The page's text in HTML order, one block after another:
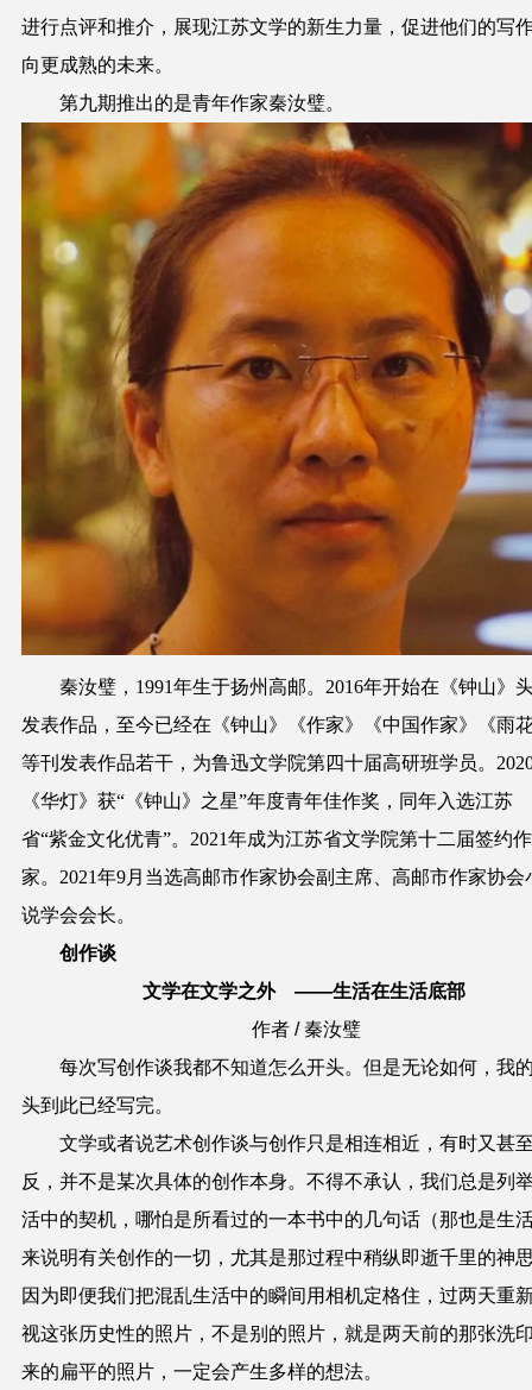
进行点评和推介，展现江苏文学的新生力量，促进他们的写
向更成熟的未来。
第九期推出的是青年作家秦汝璧。
秦汝璧，1991年生于扬州高邮。2016年开始在《钟山》
发表作品，至今已经在《钟山》《作家》《中国作家》《雨
等刊发表作品若干，为鲁迅文学院第四十届高研班学员。
《华灯》获“《钟山》之星”年度青年佳作奖，同年入选江苏
省“紫金文化优青”。2021年成为江苏省文学院第十二届签约作
家。2021年9月当选高邮市作家协会副主席、高邮市作家协会
说学会会长。
创作谈
文学在文学之外 ——生活在生活底部
作者 / 秦汝璧
每次写创作谈我都不知道怎么开头。但是无论如何，我
头到此已经写完。
文学或者说艺术创作谈与创作只是相连相近，有时又甚
反，并不是某次具体的创作本身。不得不承认，我们总是列
活中的契机，哪怕是所看过的一本书中的几句话（那也是生
来说明有关创作的一切，尤其是那过程中稍纵即逝千里的神
因为即便我们把混乱生活中的瞬间用相机定格住，过两天重
视这张历史性的照片，不是别的照片，就是两天前的那张洗
来的扁平的照片，一定会产生多样的想法。